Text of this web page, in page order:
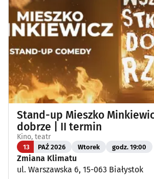
Stand-up Mieszko
dobrze | II termin
Kino, teatr
13 PAŹ 2026 Wtorek godz. 19:00
Zmiana Klimatu
ul. Warszawska 6, 15-063 Białystok